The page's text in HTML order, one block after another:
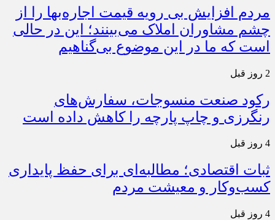
مردم افزایش بی رویه قیمت اجاره‌بها را از
چشم مشاوران املاک می‌بینند؛ این در حالی
است که ما در این موضوع بی‌گناهیم
2 روز قبل
رکود صنعت منسوجات، سفارش‌های
رنگرزی و چاپ پارچه را کاهش داده است
4 روز قبل
ثبات اقتصادی؛ مطالبه‌ای برای حفظ پایداری
کسب‌وکار و معیشت مردم
4 روز قبل